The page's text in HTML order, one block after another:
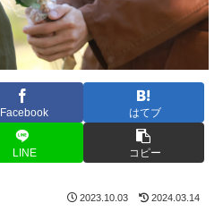
Facebook はてブ
LINE コピー
2023.10.03 2024.03.14